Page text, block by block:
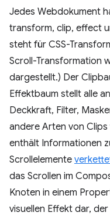
Jedes Webdokument
transform, clip, effect
steht für CSS-
Scroll-Transformation
dargestellt.) Der
Effektbaum stellt alle
Deckkraft, Filter,
andere Arten von
enthält Informationen
Scrollelemente
das Scrollen im
Knoten in einem
visuellen Effekt dar,